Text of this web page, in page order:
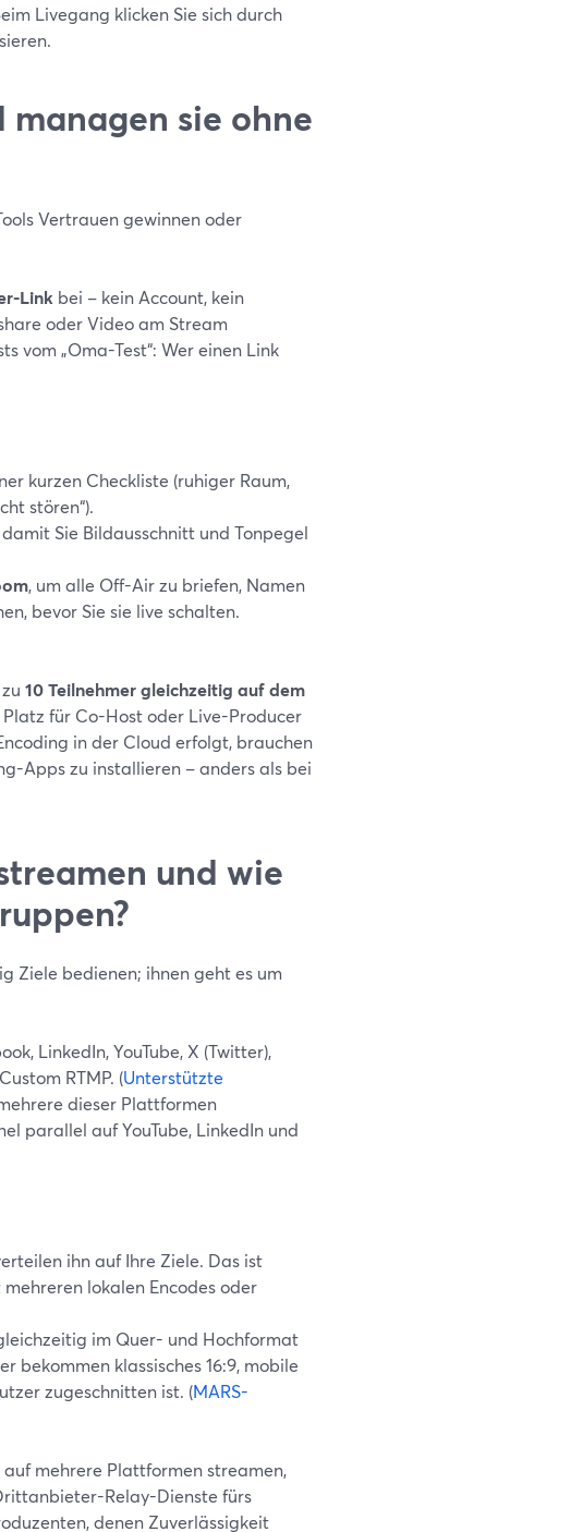
Livegang klicken Sie sich durch
managen sie ohne
Vertrauen gewinnen oder
Link bei – kein Account, kein
oder Video am Stream
vom „Oma-Test“: Wer einen Link
kurzen Checkliste (ruhiger Raum,
stören“).
Sie Bildausschnitt und Tonpegel
, um alle Off-Air zu briefen, Namen
bevor Sie sie live schalten.
10 Teilnehmer gleichzeitig auf dem
für Co-Host oder Live-Producer
in der Cloud erfolgt, brauchen
Apps zu installieren – anders als bei
und wie
Ziele bedienen; ihnen geht es um
LinkedIn, YouTube, X (Twitter),
RTMP. (Unterstützte
dieser Plattformen
parallel auf YouTube, LinkedIn und
ihn auf Ihre Ziele. Das ist
lokalen Encodes oder
im Quer- und Hochformat
bekommen klassisches 16:9, mobile
zugeschnitten ist. (MARS-
mehrere Plattformen streamen,
Relay-Dienste fürs
denen Zuverlässigkeit